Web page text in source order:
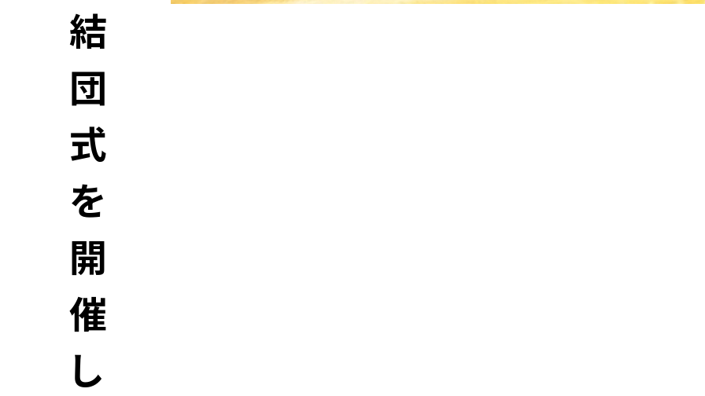
結
団
式
を
開
催
し